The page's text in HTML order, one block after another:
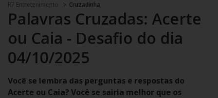
R7 Entretenimento Cruzadinha
Palavras Cruzadas: Acerte
ou Caia - Desafio do dia
04/10/2025
Você se lembra das perguntas e respostas do
Acerte ou Caia? Você se sairia melhor que os